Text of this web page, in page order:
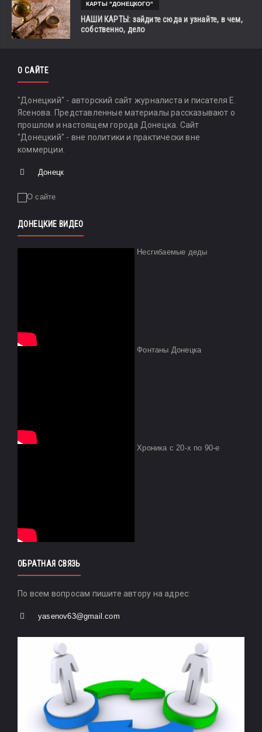
КАРТЫ "ДОНЕЦКОГО"
НАШИ КАРТЫ: зайдите сюда и узнайте, в чем,
собственно, дело
О САЙТЕ
"Донецкий" - авторский сайт журналиста и писателя Е.
Ясенова. Представленные материалы рассказывают о
прошлом и настоящем города Донецка. Сайт
"Донецкий" - вне политики и практически вне
коммерции.
Донецк
ДОНЕЦКИЕ ВИДЕО
Несгибаемые деды
Фонтаны Донецка
Хроника с 20-х по 90-е
ОБРАТНАЯ СВЯЗЬ
По всем вопросам пишите автору на адрес:
yasenov63@gmail.com